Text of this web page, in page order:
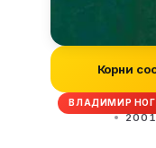
Корни
ВЛАДИМИР
2001